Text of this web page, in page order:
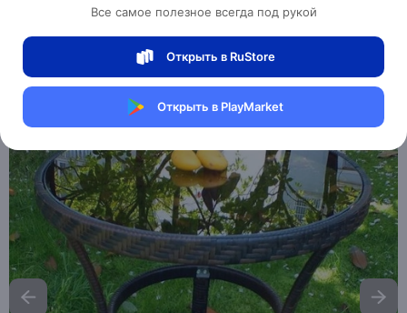
Все самое полезное всегда под рукой
Открыть в RuStore
Открыть в PlayMarket
0 отзывов 0
Магазин Ephdarren
Артикул:MXM8165746322